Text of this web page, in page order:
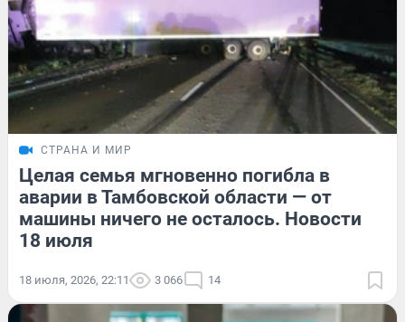
СТРАНА И МИР
Целая семья мгновенно погибла в
аварии в Тамбовской области — от
машины ничего не осталось. Новости
18 июля
18 июля, 2026, 22:11 3 066 14